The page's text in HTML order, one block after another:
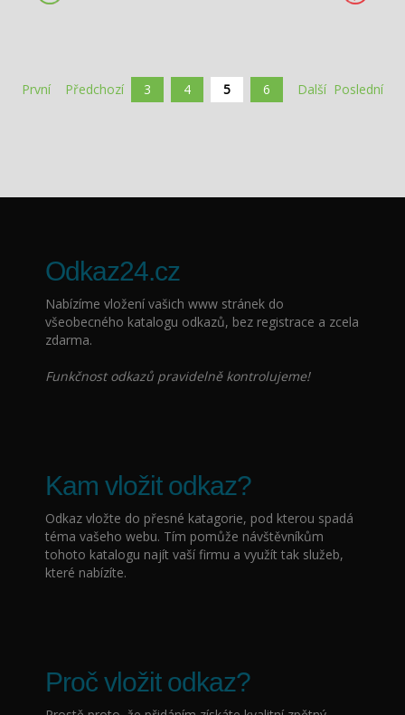
První Předchozí 3 4 5 6 Další Poslední
Odkaz24.cz
Nabízíme vložení vašich www stránek do
všeobecného katalogu odkazů, bez registrace a zcela
zdarma.
Funkčnost odkazů pravidelně kontrolujeme!
Kam vložit odkaz?
Odkaz vložte do přesné katagorie, pod kterou spadá
téma vašeho webu. Tím pomůže návštěvníkům
tohoto katalogu najít vaší firmu a využít tak služeb,
které nabízíte.
Proč vložit odkaz?